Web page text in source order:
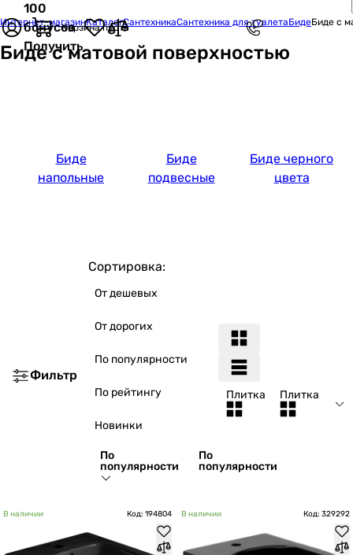
100
бонусов
Получить
Корзина пуста
Интернет-магазинКаталогСантехникаСантехника для туалетаБидеБиде с
Биде с матовой поверхностью
Биде
напольные
Биде
подвесные
Биде черного
цвета
Фильтр
Сортировка:
От дешевых
От дорогих
По популярности
По рейтингу
Новинки
По
популярности
По
популярности
Плитка Плитка
В наличии Код: 194804 В наличии Код: 329292